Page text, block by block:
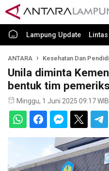
Lampung Update
ANTARA Kesehatan Dan
Unila diminta
bentuk tim
Minggu, 1 Juni 2025 09:17 WIB